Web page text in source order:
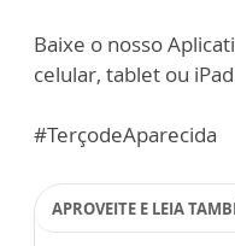
Baixe o nosso
celular, tablet ou
#TerçodeAparecida
APROVEITE E LEIA